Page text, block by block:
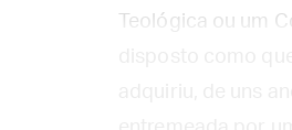
Teológica ou um